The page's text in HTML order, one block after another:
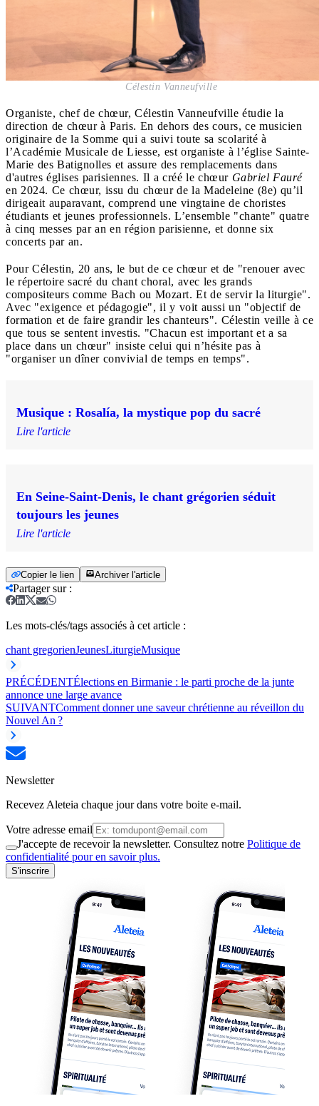
Célestin Vanneufville
Organiste, chef de chœur, Célestin Vanneufville étudie la
direction de chœur à Paris. En dehors des cours, ce musicien
originaire de la Somme qui a suivi toute sa scolarité à
l’Académie Musicale de Liesse, est organiste à l’église Sainte-
Marie des Batignolles et assure des remplacements dans
d'autres églises parisiennes. Il a créé le chœur Gabriel Fauré
en 2024. Ce chœur, issu du chœur de la Madeleine (8e) qu’il
dirigeait auparavant, comprend une vingtaine de choristes
étudiants et jeunes professionnels. L’ensemble "chante" quatre
à cinq messes par an en région parisienne, et donne six
concerts par an.
Pour Célestin, 20 ans, le but de ce chœur et de "renouer avec
le répertoire sacré du chant choral, avec les grands
compositeurs comme Bach ou Mozart. Et de servir la liturgie".
Avec "exigence et pédagogie", il y voit aussi un "objectif de
formation et de faire grandir les chanteurs". Célestin veille à ce
que tous se sentent investis. "Chacun est important et a sa
place dans un chœur" insiste celui qui n’hésite pas à
"organiser un dîner convivial de temps en temps".
Musique : Rosalía, la mystique pop du sacré
Lire l'article
En Seine-Saint-Denis, le chant grégorien séduit
toujours les jeunes
Lire l'article
Copier le lien Archiver l'article
Partager sur:
Les mots-clés/tags associés à cet article :
chant gregorienJeunesLiturgieMusique
PRÉCÉDENTÉlections en Birmanie : le parti proche de la junte
annonce une large avance
SUIVANTComment donner une saveur chrétienne au réveillon du
Nouvel An ?
Newsletter
Recevez Aleteia chaque jour dans votre boite e-mail.
Votre adresse email
J'accepte de recevoir la newsletter. Consultez notre Politique de
confidentialité pour en savoir plus.
S'inscrire